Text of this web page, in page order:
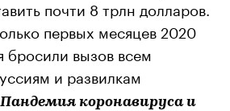
почти 8 трлн долларов.
первых месяцев 2020
бросили вызов всем
и развилкам
Пандемия коронавируса и